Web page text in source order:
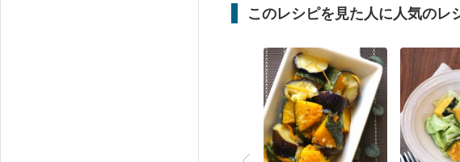
このレシピを見た人に人気のレ